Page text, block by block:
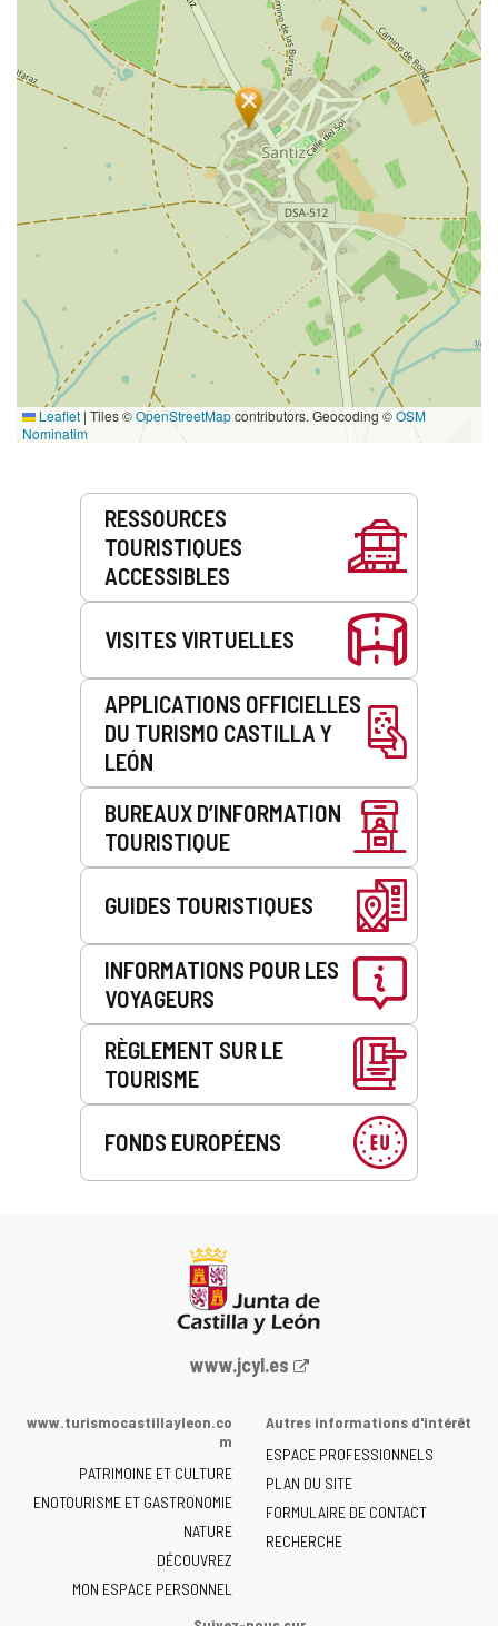
Leaflet | Tiles ©OpenStreetMapcontributors. Geocoding ©OSM
Nominatim
Prestations
RESSOURCES
TOURISTIQUES
ACCESSIBLES
VISITES VIRTUELLES
APPLICATIONS OFFICIELLES
DU TURISMO CASTILLA Y
LEÓN
BUREAUX D’INFORMATION
TOURISTIQUE
GUIDES TOURISTIQUES
INFORMATIONS POUR LES
VOYAGEURS
RÈGLEMENT SUR LE
TOURISME
FONDS EUROPÉENS
Portail
la
de
Castilla
y
León
-
www.jcyl.es
www.turismocastillayleon.co
m
PATRIMOINE ET CULTURE
ENOTOURISME ET GASTRONOMIE
NATURE
DÉCOUVREZ
MON ESPACE PERSONNEL
Autres informations d'intérêt
ESPACE PROFESSIONNELS
PLAN DU SITE
FORMULAIRE DE CONTACT
RECHERCHE